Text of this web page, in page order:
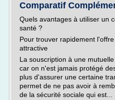
Comparatif
Quels avantages à utiliser un
santé ?
Pour trouver rapidement
attractive
La souscription à une
car on n'est jamais protégé
plus d'assurer une certaine
permet de ne pas avoir à
de la sécurité sociale qui est...